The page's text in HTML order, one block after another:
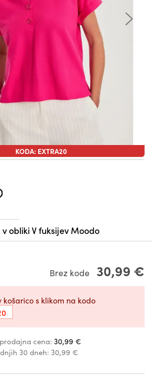
KODA: EXTRA20
obliki V fuksijev Moodo
Brez kode 30,99 €
košarico s klikom na kodo
cena: 30,99 €
30 dneh: 30,99 €